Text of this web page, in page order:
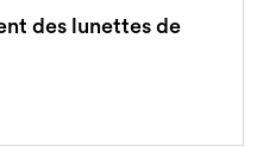
des lunettes de